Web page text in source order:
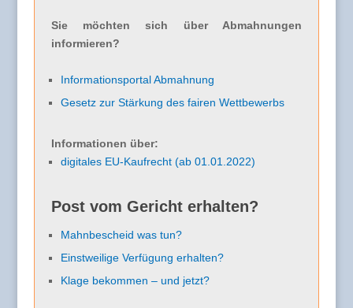
Sie möchten sich über Abmahnungen
informieren?
Informationsportal Abmahnung
Gesetz zur Stärkung des fairen Wettbewerbs
Informationen über:
digitales EU-Kaufrecht (ab 01.01.2022)
Post vom Gericht erhalten?
Mahnbescheid was tun?
Einstweilige Verfügung erhalten?
Klage bekommen – und jetzt?